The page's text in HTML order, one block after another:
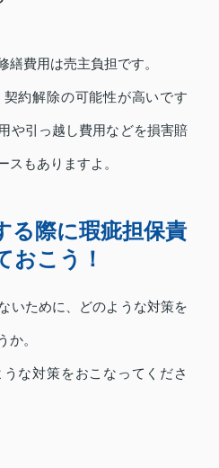
繕費用は売主負担です。
約解除の可能性が高いです
や引っ越し費用などを損害賠
スもありますよ。
る際に瑕疵担保責
おこう！
いために、どのような対策を
か。
な対策をおこなってくださ